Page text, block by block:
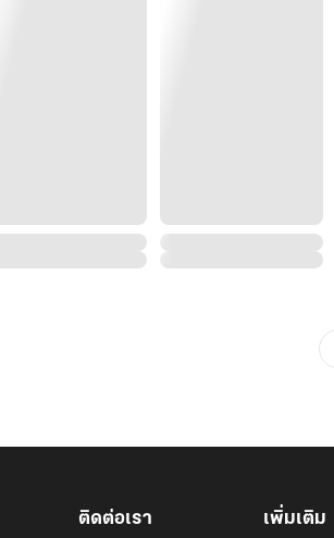
ติดต่อเรา เพิ่มเติม